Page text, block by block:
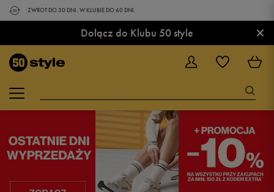
ZWROT DO 30 DNI. W KLUBIE DO 60 DNI.
Dołącz do Klubu 50 style ×